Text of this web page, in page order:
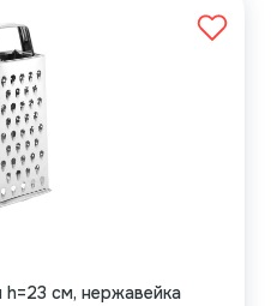
h=23 см, нержавейка